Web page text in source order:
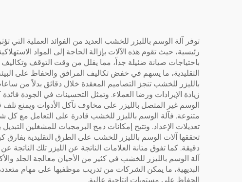
توفر آلة الوسم بالليزر للخشب العديد من الفوائد العملية التي
رئيسية، حيث تقوم هذه الآلات بإزالة الحاجة إلى المواد
باحتياجات صيانة ضئيلة جداً، مما يقلل من وقت التوقف
التقليدية، ما يسهم في خفض تكاليف المرافق والحفاظ على
بالليزر للخشب تنجز التصاميم المعقدة خلال دقائق بدلاً من
زيادة الإيرادات ورضا العملاء. وتمثل التحسينات في الجودة
الوسم غير المتصل بالليزر على مخاوف تآكل الأدوات ويمنع
متنوعة. فآلة الوسم بالليزر للخشب قادرة على التعامل مع كل
تعديلات الإعداد. وتتيح إمكانات دمج البرمجيات للمشغلين
تحققها آلات الوسم بالليزر للخشب على الطرق التقليدية
دقيقة. كما تفوق متانة العلامات الناتجة عن الليزر تلك
آلة الوسم بالليزر للخشب في كثير من الأحيان معالجة الجلد
البديهية، ما يمكن الشركات من تدريب موظفيها على مهام
الحفاظ على مستويات إنتاجية عالية.